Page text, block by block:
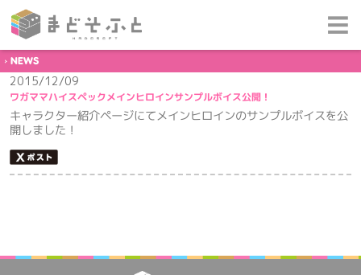
NEWS
2015/12/09
ワガママハイスペックメインヒロインサンプルボイス公開！
キャラクター紹介ページにてメインヒロインのサンプルボイスを公
開しました！